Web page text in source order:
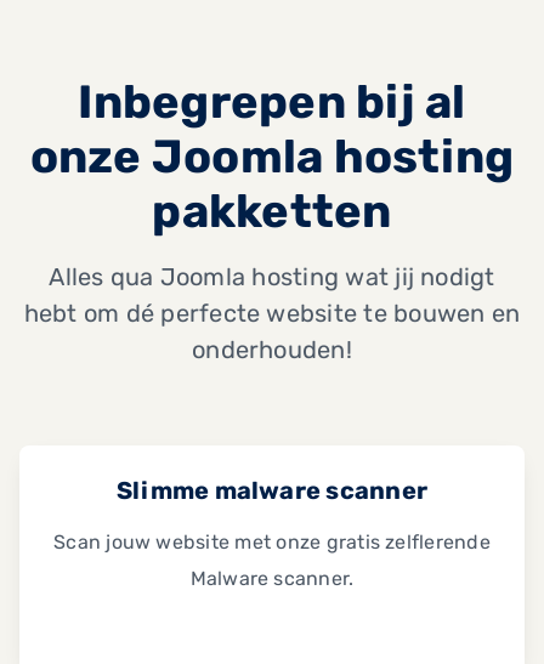
Inbegrepen bij al
onze Joomla hosting
pakketten
Alles qua Joomla hosting wat jij nodigt
hebt om dé perfecte website te bouwen en
onderhouden!
Slimme malware scanner
Scan jouw website met onze gratis zelflerende
Malware scanner.